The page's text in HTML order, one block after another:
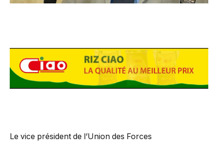
Le vice président de l’Union des Forces